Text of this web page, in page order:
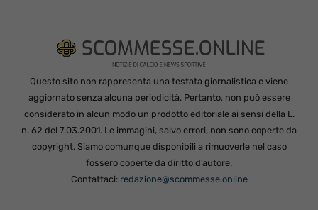
Questo sito non rappresenta una testata giornalistica e viene
aggiornato senza alcuna periodicità. Pertanto, non può essere
considerato in alcun modo un prodotto editoriale ai sensi della L.
n. 62 del 7.03.2001. Le immagini, salvo errori, non sono coperte da
copyright. Siamo comunque disponibili a rimuoverle nel caso
fossero coperte da diritto d’autore.
Contattaci: redazione@scommesse.online